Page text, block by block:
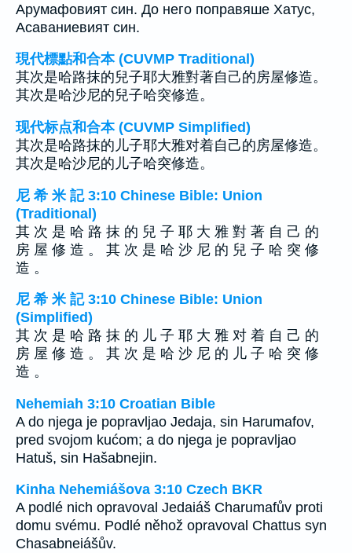
Арумафовият син. До него поправяше Хатус,
Асаваниевият син.
現代標點和合本 (CUVMP Traditional)
其次是哈路抹的兒子耶大雅對著自己的房屋修造。
其次是哈沙尼的兒子哈突修造。
现代标点和合本 (CUVMP Simplified)
其次是哈路抹的儿子耶大雅对着自己的房屋修造。
其次是哈沙尼的儿子哈突修造。
尼 希 米 記 3:10 Chinese Bible: Union
(Traditional)
其 次 是 哈 路 抹 的 兒 子 耶 大 雅 對 著 自 己 的
房 屋 修 造 。 其 次 是 哈 沙 尼 的 兒 子 哈 突 修
造 。
尼 希 米 記 3:10 Chinese Bible: Union
(Simplified)
其 次 是 哈 路 抹 的 儿 子 耶 大 雅 对 着 自 己 的
房 屋 修 造 。 其 次 是 哈 沙 尼 的 儿 子 哈 突 修
造 。
Nehemiah 3:10 Croatian Bible
A do njega je popravljao Jedaja, sin Harumafov,
pred svojom kućom; a do njega je popravljao
Hatuš, sin Hašabnejin.
Kinha Nehemiášova 3:10 Czech BKR
A podlé nich opravoval Jedaiáš Charumafův proti
domu svému. Podlé něhož opravoval Chattus syn
Chasabneiášův.